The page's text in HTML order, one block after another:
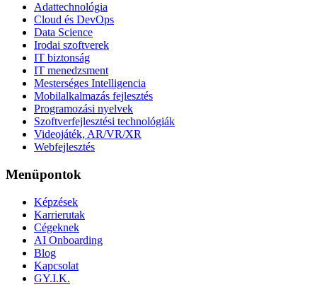
Adattechnológia
Cloud és DevOps
Data Science
Irodai szoftverek
IT biztonság
IT menedzsment
Mesterséges Intelligencia
Mobilalkalmazás fejlesztés
Programozási nyelvek
Szoftverfejlesztési technológiák
Videojáték, AR/VR/XR
Webfejlesztés
Menüpontok
Képzések
Karrierutak
Cégeknek
AI Onboarding
Blog
Kapcsolat
GY.I.K.